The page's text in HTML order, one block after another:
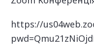
https://